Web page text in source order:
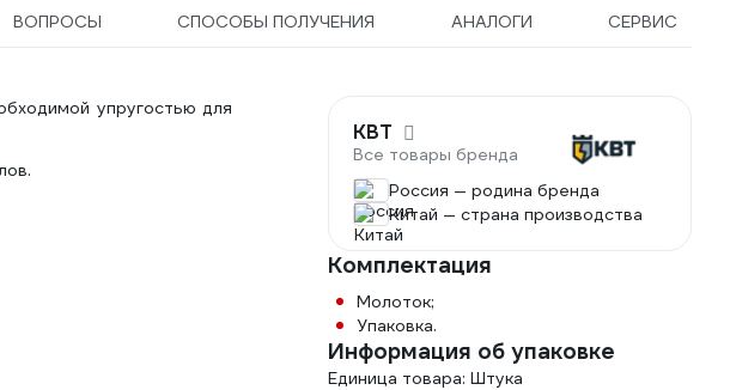
ВОПРОСЫ СПОСОБЫ ПОЛУЧЕНИЯ АНАЛОГИ СЕРВИС
упругостью для
КВТ
Все товары бренда
Россия — родина бренда
Китай — страна производства
Комплектация
Молоток;
Упаковка.
Информация об упаковке
Единица товара: Штука